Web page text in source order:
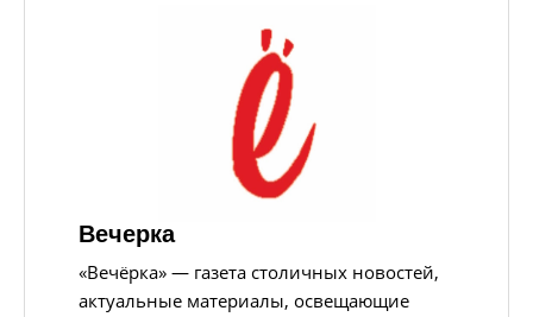
Вечерка
«Вечёрка» — газета столичных новостей,
актуальные материалы, освещающие